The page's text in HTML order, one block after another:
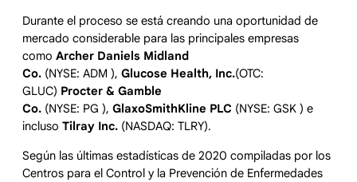
Durante el proceso se está creando una oportunidad de
mercado considerable para las principales empresas
como Archer Daniels Midland
Co. (NYSE: ADM ), Glucose Health, Inc.(OTC:
GLUC) Procter & Gamble
Co. (NYSE: PG ), GlaxoSmithKline PLC (NYSE: GSK ) e
incluso Tilray Inc. (NASDAQ: TLRY).
Según las últimas estadísticas de 2020 compiladas por los
Centros para el Control y la Prevención de Enfermedades